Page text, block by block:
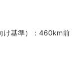
け基準）：460km前